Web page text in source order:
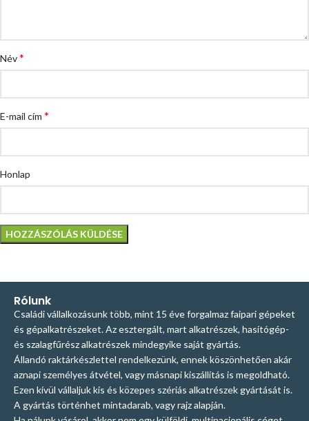
Név*
E-mail cím *
Honlap
Rólunk
Családi vállalkozásunk több, mint 15 éve forgalmaz faipari gépeket
és gépalkatrészeket. Az esztergált, mart alkatrészek, hasítógép-
és szalagfűrész alkatrészek mindegyike saját gyártás.
Állandó raktárkészlettel rendelkezünk, ennek köszönhetően akár
aznapi személyes átvétel, vagy másnapi kiszállítás is megoldható.
Ezen kívül vállaljuk kis és közepes szériás alkatrészek gyártását is.
A gyártás történhet mintadarab, vagy rajz alapján.